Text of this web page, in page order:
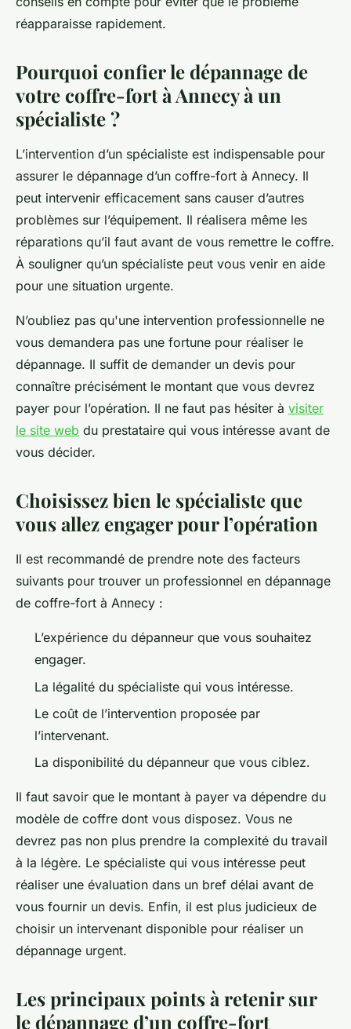
réapparaisse rapidement.
Pourquoi confier le dépannage de
votre coffre-fort à Annecy à un
spécialiste ?
L’intervention d’un spécialiste est indispensable pour
assurer le dépannage d’un coffre-fort à Annecy. Il
peut intervenir efficacement sans causer d’autres
problèmes sur l’équipement. Il réalisera même les
réparations qu’il faut avant de vous remettre le coffre.
À souligner qu’un spécialiste peut vous venir en aide
pour une situation urgente.
N’oubliez pas qu'une intervention professionnelle ne
vous demandera pas une fortune pour réaliser le
dépannage. Il suffit de demander un devis pour
connaître précisément le montant que vous devrez
payer pour l’opération. Il ne faut pas hésiter à visiter
le site web du prestataire qui vous intéresse avant de
vous décider.
Choisissez bien le spécialiste que
vous allez engager pour l’opération
Il est recommandé de prendre note des facteurs
suivants pour trouver un professionnel en dépannage
de coffre-fort à Annecy :
L’expérience du dépanneur que vous souhaitez
engager.
La légalité du spécialiste qui vous intéresse.
Le coût de l’intervention proposée par
l’intervenant.
La disponibilité du dépanneur que vous ciblez.
Il faut savoir que le montant à payer va dépendre du
modèle de coffre dont vous disposez. Vous ne
devrez pas non plus prendre la complexité du travail
à la légère. Le spécialiste qui vous intéresse peut
réaliser une évaluation dans un bref délai avant de
vous fournir un devis. Enfin, il est plus judicieux de
choisir un intervenant disponible pour réaliser un
dépannage urgent.
Les principaux points à retenir sur
le dépannage d’un coffre-fort